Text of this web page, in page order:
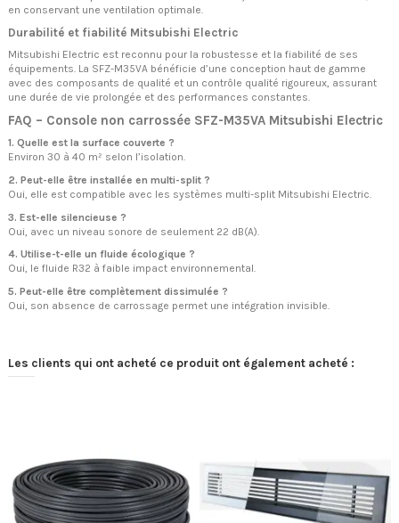
en conservant une ventilation optimale.
Durabilité et fiabilité Mitsubishi Electric
Mitsubishi Electric est reconnu pour la robustesse et la fiabilité de ses
équipements. La SFZ-M35VA bénéficie d’une conception haut de gamme
avec des composants de qualité et un contrôle qualité rigoureux, assurant
une durée de vie prolongée et des performances constantes.
FAQ – Console non carrossée SFZ-M35VA Mitsubishi Electric
1. Quelle est la surface couverte ?
Environ 30 à 40 m² selon l’isolation.
2. Peut-elle être installée en multi-split ?
Oui, elle est compatible avec les systèmes multi-split Mitsubishi Electric.
3. Est-elle silencieuse ?
Oui, avec un niveau sonore de seulement 22 dB(A).
4. Utilise-t-elle un fluide écologique ?
Oui, le fluide R32 à faible impact environnemental.
5. Peut-elle être complètement dissimulée ?
Oui, son absence de carrossage permet une intégration invisible.
Les clients qui ont acheté ce produit ont également acheté :